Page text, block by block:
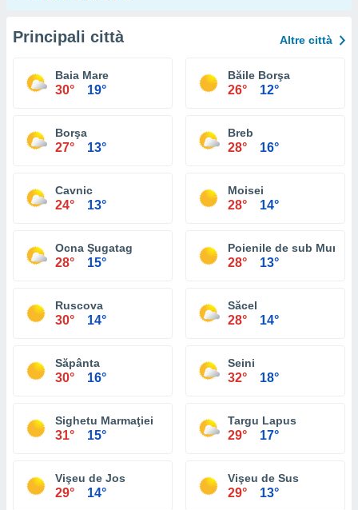
Principali città Altre città
Baia Mare
30° 19°
Băile Borşa
26° 12°
Borşa
27° 13°
Breb
28° 16°
Cavnic
24° 13°
Moisei
28° 14°
Ocna Şugatag
28° 15°
Poienile de sub Munte
28° 13°
Ruscova
30° 14°
Săcel
28° 14°
Săpânta
30° 16°
Seini
32° 18°
Sighetu Marmaţiei
31° 15°
Targu Lapus
29° 17°
Vişeu de Jos
29° 14°
Vişeu de Sus
29° 13°